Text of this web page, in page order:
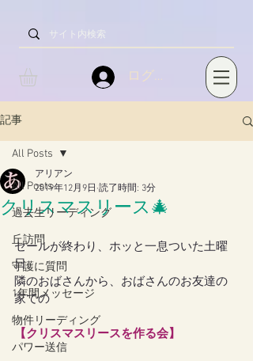
ログイン
記事
All Posts
過去生リーディング
丘訪問
守護に質問
1年間メッセージ
物件リーディング
パワー送信
All Posts
クリスマスリース🎄
アリアン
2019年12月9日 読了時間: 3分
セールが終わり、ホッと一息ついた土曜
日。
隣のおばさんから、おばさんのお友達の
家での
【クリスマスリースを作る会】